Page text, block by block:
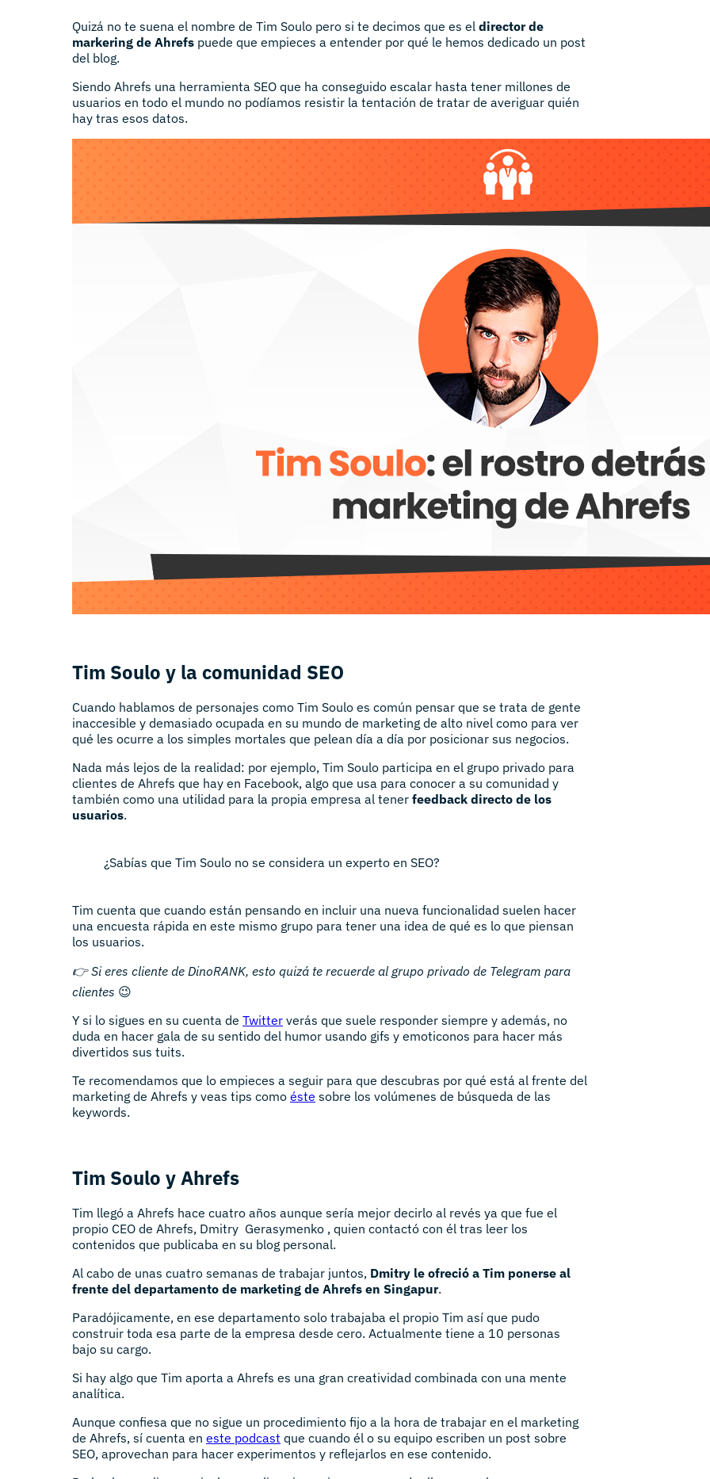
Quizá no te suena el nombre de Tim Soulo pero si te decimos que es el director de
markering de Ahrefs puede que empieces a entender por qué le hemos dedicado un post
del blog.
Siendo Ahrefs una herramienta SEO que ha conseguido escalar hasta tener millones de
usuarios en todo el mundo no podíamos resistir la tentación de tratar de averiguar quién
hay tras esos datos.
Tim Soulo y la comunidad SEO
Cuando hablamos de personajes como Tim Soulo es común pensar que se trata de gente
inaccesible y demasiado ocupada en su mundo de marketing de alto nivel como para ver
qué les ocurre a los simples mortales que pelean día a día por posicionar sus negocios.
Nada más lejos de la realidad: por ejemplo, Tim Soulo participa en el grupo privado para
clientes de Ahrefs que hay en Facebook, algo que usa para conocer a su comunidad y
también como una utilidad para la propia empresa al tener feedback directo de los
usuarios.
¿Sabías que Tim Soulo no se considera un experto en SEO?
Tim cuenta que cuando están pensando en incluir una nueva funcionalidad suelen hacer
una encuesta rápida en este mismo grupo para tener una idea de qué es lo que piensan
los usuarios.
👉 Si eres cliente de DinoRANK, esto quizá te recuerde al grupo privado de Telegram para
clientes 😉
Y si lo sigues en su cuenta de Twitter verás que suele responder siempre y además, no
duda en hacer gala de su sentido del humor usando gifs y emoticonos para hacer más
divertidos sus tuits.
Te recomendamos que lo empieces a seguir para que descubras por qué está al frente del
marketing de Ahrefs y veas tips como éste sobre los volúmenes de búsqueda de las
keywords.
Tim Soulo y Ahrefs
Tim llegó a Ahrefs hace cuatro años aunque sería mejor decirlo al revés ya que fue el
propio CEO de Ahrefs, Dmitry Gerasymenko , quien contactó con él tras leer los
contenidos que publicaba en su blog personal.
Al cabo de unas cuatro semanas de trabajar juntos, Dmitry le ofreció a Tim ponerse al
frente del departamento de marketing de Ahrefs en Singapur.
Paradójicamente, en ese departamento solo trabajaba el propio Tim así que pudo
construir toda esa parte de la empresa desde cero. Actualmente tiene a 10 personas
bajo su cargo.
Si hay algo que Tim aporta a Ahrefs es una gran creatividad combinada con una mente
analítica.
Aunque confiesa que no sigue un procedimiento fijo a la hora de trabajar en el marketing
de Ahrefs, sí cuenta en este podcast que cuando él o su equipo escriben un post sobre
SEO, aprovechan para hacer experimentos y reflejarlos en ese contenido.